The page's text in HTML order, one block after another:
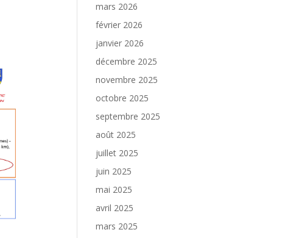
mars 2026
février 2026
janvier 2026
décembre 2025
novembre 2025
octobre 2025
septembre 2025
août 2025
juillet 2025
juin 2025
mai 2025
avril 2025
mars 2025